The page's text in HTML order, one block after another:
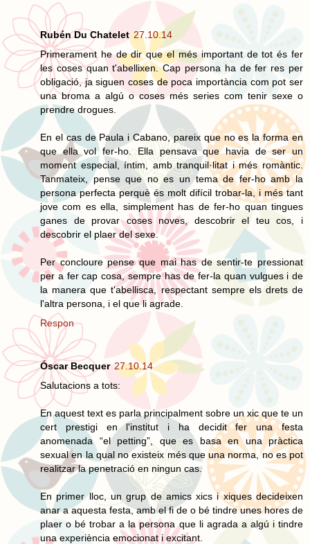
Rubén Du Chatelet 27.10.14
Primerament he de dir que el més important de tot és fer
les coses quan t'abellixen. Cap persona ha de fer res per
obligació, ja siguen coses de poca importància com pot ser
una broma a algú o coses més series com tenir sexe o
prendre drogues.
En el cas de Paula i Cabano, pareix que no es la forma en
que ella vol fer-ho. Ella pensava que havia de ser un
moment especial, íntim, amb tranquil·litat i més romàntic.
Tanmateix, pense que no es un tema de fer-ho amb la
persona perfecta perquè és molt difícil trobar-la, i més tant
jove com es ella, simplement has de fer-ho quan tingues
ganes de provar coses noves, descobrir el teu cos, i
descobrir el plaer del sexe.
Per concloure pense que mai has de sentir-te pressionat
per a fer cap cosa, sempre has de fer-la quan vulgues i de
la manera que t'abellisca, respectant sempre els drets de
l'altra persona, i el que li agrade.
Respon
Óscar Becquer 27.10.14
Salutacions a tots:
En aquest text es parla principalment sobre un xic que te un
cert prestigi en l'institut i ha decidit fer una festa
anomenada “el petting”, que es basa en una pràctica
sexual en la qual no existeix més que una norma, no es pot
realitzar la penetració en ningun cas.
En primer lloc, un grup de amics xics i xiques decideixen
anar a aquesta festa, amb el fi de o bé tindre unes hores de
plaer o bé trobar a la persona que li agrada a algú i tindre
una experiència emocionat i excitant.